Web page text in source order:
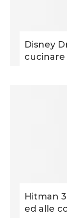
Disney
Hitman
ed alle